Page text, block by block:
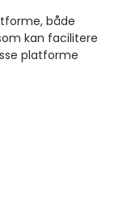
både
kan facilitere
platforme